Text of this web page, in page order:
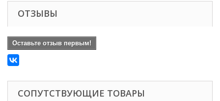
ОТЗЫВЫ
Оставьте отзыв первым!
СОПУТСТВУЮЩИЕ ТОВАРЫ